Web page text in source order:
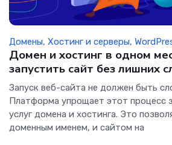
Домены, Хостинг и серверы,
Домен и хостинг в одном
запустить сайт без лишних
Запуск веб-сайта не должен быть
Платформа упрощает этот процесс
услуг домена и хостинга. Это
доменным именем, и сайтом на